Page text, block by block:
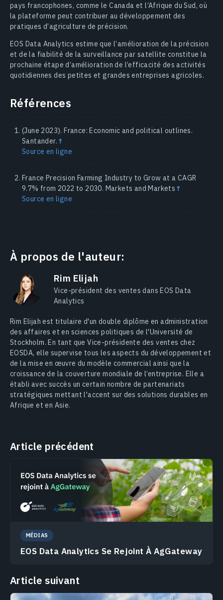
pays francophones, comme le Canada et l’Afrique du Sud, où
la plateforme peut contribuer au développement des
pratiques d’agriculture de précision.
EOS Data Analytics estime que l’amélioration de la précision
et de la fiabilité de la surveillance par satellite constitue la
prochaine étape d’amélioration de l’efficacité des activités
quotidiennes des petites et grandes entreprises agricoles.
Références
(June 2023). France: Economic and political outlines.
Santander. ↑
Source en ligne
France Precision Farming Industry to Grow at a CAGR
9.7% from 2022 to 2030. Markets and Markets ↑
Source en ligne
À propos de l'auteur:
Rim Elijah
Vice-président des ventes dans EOS Data
Analytics
Rim Elijah est titulaire d'un double diplôme en administration
des affaires et en sciences politiques de l'Université de
Stockholm. En tant que Vice-présidente des ventes chez
EOSDA, elle supervise tous les aspects du développement et
de la mise en œuvre du modèle commercial ainsi que la
croissance de la couverture mondiale de l’entreprise. Elle a
établi avec succès un certain nombre de partenariats
stratégiques mettant l'accent sur des solutions durables en
Afrique et en Asie.
Article précédent
MÉDIAS
EOS Data Analytics Se Rejoint À AgGateway
Article suivant